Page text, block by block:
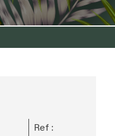
Ref :